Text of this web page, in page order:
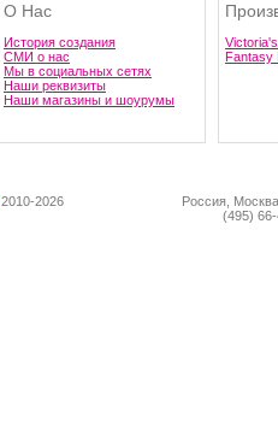
О Нас
История создания
СМИ о нас
Мы в социальных сетях
Наши реквизиты
Наши магазины и шоурумы
Fantasy
2010-2026
Россия,
(495)